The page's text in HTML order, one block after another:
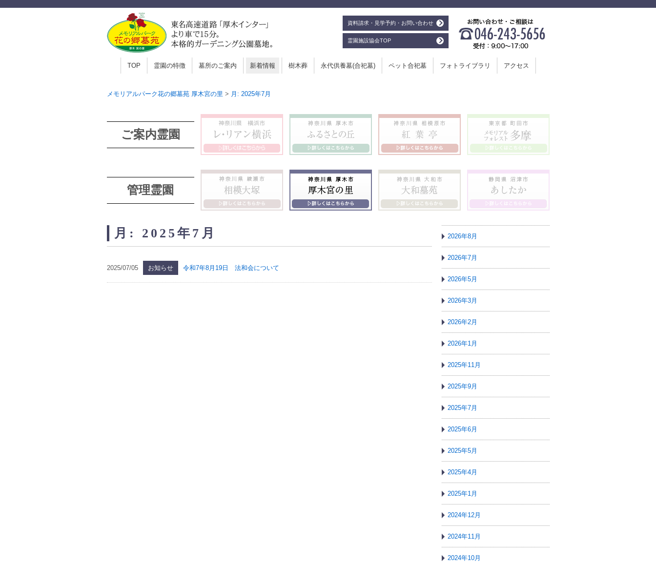
資料請求・見学予約・お問い合わせ
霊園施設協会TOP
TOP 霊園の特徴 墓所のご案内 新着情報 樹木葬 永代供養墓(合祀墓) ペット合祀墓 フォトライブラリ アクセス
メモリアルパーク花の郷墓苑 厚木宮の里 > 月: 2025年7月
ご案内霊園
管理霊園
月: 2025年7月
2025/07/05 お知らせ 令和7年8月19日 法和会について
2026年8月
2026年7月
2026年5月
2026年3月
2026年2月
2026年1月
2025年11月
2025年9月
2025年7月
2025年6月
2025年5月
2025年4月
2025年1月
2024年12月
2024年11月
2024年10月